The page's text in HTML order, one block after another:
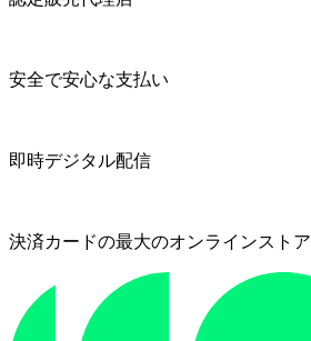
安全で安心な支払い
即時デジタル配信
決済カードの最大のオンラインストア